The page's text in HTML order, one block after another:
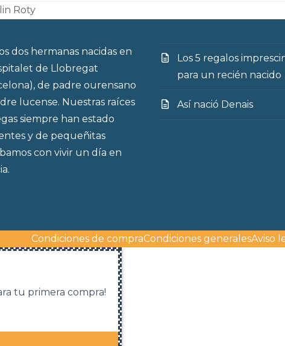
Roty
dos hermanas nacidas en
de Llobregat
de padre ourensano
lucense. Nuestras raíces
siempre han estado
y de pequeñitas
con vivir un día en
Los 5 regalos
para un recién nacido
Así nació Denais
Condiciones de compraCondiciones generalesAviso
tu primera compra!